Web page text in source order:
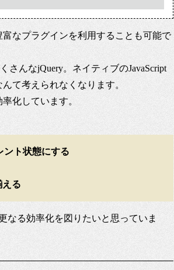
なプラグインを利用することも可能で
んなjQuery。ネイティブのJavaScript
て考えられなくなります。
化しています。
ント状態にする
える
なる効率化を図りたいと思っていま